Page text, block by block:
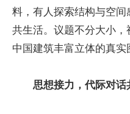
料，有人探索结构与空
共生活。议题不分大小
中国建筑丰富立体的真实
思想接力，代际对话